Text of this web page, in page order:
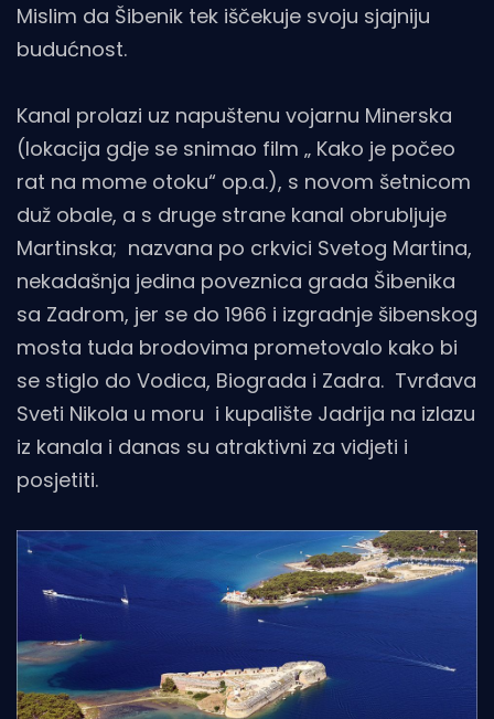
Mislim da Šibenik tek iščekuje svoju sjajniju
budućnost.
Kanal prolazi uz napuštenu vojarnu Minerska
(lokacija gdje se snimao film „ Kako je počeo
rat na mome otoku“ op.a.), s novom šetnicom
duž obale, a s druge strane kanal obrubljuje
Martinska; nazvana po crkvici Svetog Martina,
nekadašnja jedina poveznica grada Šibenika
sa Zadrom, jer se do 1966 i izgradnje šibenskog
mosta tuda brodovima prometovalo kako bi
se stiglo do Vodica, Biograda i Zadra. Tvrđava
Sveti Nikola u moru i kupalište Jadrija na izlazu
iz kanala i danas su atraktivni za vidjeti i
posjetiti.